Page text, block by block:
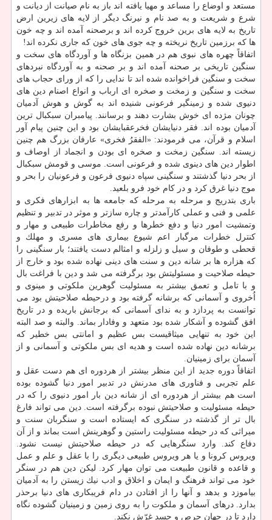
مستعد و اوضاع را مساعد و مهیا یافته اند باز به نام صیانت از دیانت و
شرع و شریعت و به صد نام و نیرنگ دیگر از لایه های زیرین ارض
تاریخ به لایه های برین خروج كرده اند و برصحنه آمده اند و چه خون
ها كه برزمین تاریخ نریخته و چه جوی های خون كه جاری نكرده اند!
اتفاقاً چهره های نبوی هم در همین بزنگاه ها و آوردگاه های سخت و
سنگین تاریخی بر صحنه آمده اند و بر صحنه و به آوردگاه نبردهای
سخت و سنگین فراخوانده شده اند تا ندایی را كه از ورای حجاب های
سخت و سنگین و زمخت و صخره ای ارباب و انواع اصنام دین های
دنیوی شده و زمینگیر فرعونی شنیده اند به گوش و هوش آدمیان
چونان مژده ای خوش بشارت دهند و برسانند. پیامبران سبكبال ترین
آدمیان بوده اند. فقر دنیایشان فخرعقبایشان بود و این چنین پیام آور
اسلام و قرآن، می فرمودند: «الفقرُ فخری» عارفان بزرگ هم چنین
زیسته اند. سنگین زمخت و صخره ای بودن و انجماد از اوصاف و
اطوار دین های دینوی شده و فرعونی است. موسی و قومش سبكبال
از بحر دنیا گذشتند و سنگینی سپاه دنیوی فرعون و فرعونیان را بحر و
موج دنیا غرق كرد و در كام خود فرو بلعید.
باری بتدریج و مرحله به مرحله كه جامعه ها به ابزارهای فكری و
علمی و فنی و عملی كارآمدتر و چاره سازتر و موثر در تدبیر و تنظیم
وتمشیت امور دنیا و دفع خطرها و رفع مخاطرات طبیعی و مهار و
كنترل خطرات مرگبار اعم شیوع بیماری های مسری و مهلك و
قحطی و طوفان و سیل و زلزله و امثالم دست یافتند؛ بار سنگینی را
كه هزاره ها بر شانه دین و سنت های دینی نهاده شده بود و خارج از
حیطه صلاحیت و مسئولیتش بود برگرفته می شد و دین با فراغت بال
و با تامل و تعمق بیشتر به مسئولیت گوهرین ملكوتی و مینوی و
اُخروی و آسمانی كه برشانه گرفته بود و درحیطه صلاحیتش بود می
توانست به پردازد و به ندای آسمانی كه برجانش باریده و در تاریخ
افق گشوده و آشكار شده بود متعهد و وفادار بماند. والبته و صد البته
این خود به تنهایی میثاقیست بس عظیم و امانتی بس خطیر كه
برشانه دین نهاده شده است و هدیه ای بس ملكوتی و آسمانی و از
آسمان برای زمینیان.
اتفاقاً دوره جدید از این منظر بیشتر از هردوره ای هم دست عقل و
علم تجربی و فناوری های مدرنش در تدبیر امور دنیا گشوده بوده
است هم بیشتر از هردوره ای از شانه دین بار امور دنیوی را كه در
حیطه مسئولیت و صلاحیتش نبوده برگرفته است. دین می تواند فارغ
بال تر از گذشته در سنگری كه ایستاده است و سنگربان سنت و
میراثی كه در حیطه مسئولیت راستین و گوهرینش است بماند و از آن
دفاع كند. وارد سنگرهایی كه در حیطه صلاحیتش نیست نشود.
ویروس كرونا و یا هر ویروس طبیعی دیگری را با عقل و علم و عمل
و قاعده و قانون طبیعت می توان مهار كرد. لیكن دین هم در سنگر
خود می تواند فرهنگ و ایمان و اخلاق و ادب نیك زیستن را به آدمیان
بیاموزد و بدهد و آنها را از افتادن در دام فریبكاری های دنیا برحذر
بدارد. درهای آسمان و ملكوت را به روی زمین و زمینیان گشوده نگاه
دارد تا در جهان حرص و حسد غرّش نكند.